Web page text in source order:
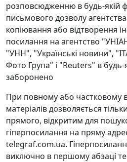
розповсюдженню в будь-якій
письмового дозволу
копіювання або відтворення
посилання на агентство
"УНН", "Українські новини",
Фото Група" і "Reuters" в будь-
заборонено
При повному або частковому
матеріалів дозволяється
прямого, відкритим для
гіперпосилання на пряму
telegraf.com.ua.
виключно в першому абзаці